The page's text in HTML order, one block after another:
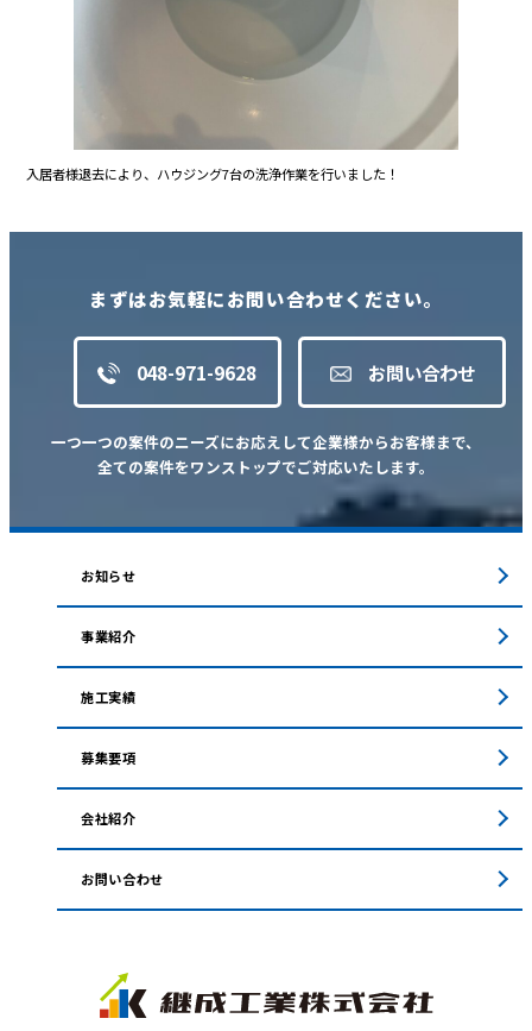
入居者様退去により、ハウジング7台の洗浄作業を行いました！
まずはお気軽にお問い合わせください。
048-971-9628 お問い合わせ
一つ一つの案件のニーズにお応えして企業様からお客様まで、
全ての案件をワンストップでご対応いたします。
お知らせ
事業紹介
施工実績
募集要項
会社紹介
お問い合わせ